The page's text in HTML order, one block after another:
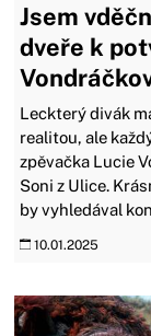
Jsem
dveře k
Leckterý divák
realitou, ale
zpěvačka Lucie
Soni z Ulice.
by vyhledával
10.01.2025